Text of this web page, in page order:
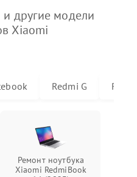
другие модели
Xiaomi
Redmi G
Ремонт ноутбука
Xiaomi RedmiBook